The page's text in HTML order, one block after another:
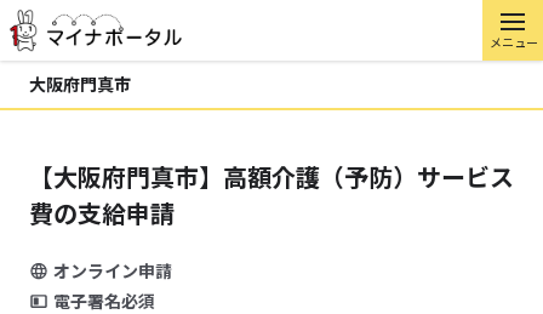
メニュー
大阪府門真市
【大阪府門真市】高額介護（予防）サービス
費の支給申請
オンライン申請
電子署名必須